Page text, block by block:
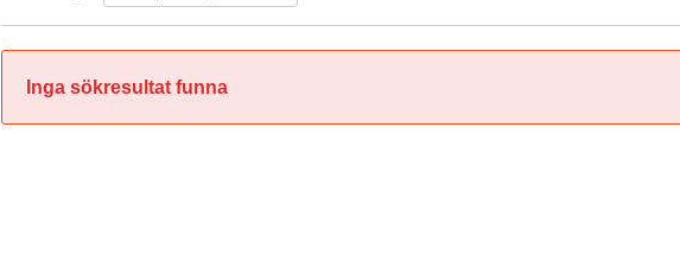
Inga sökresultat funna